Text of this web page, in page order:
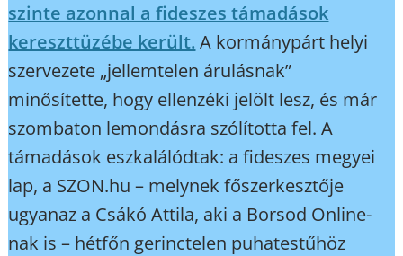
szinte azonnal a fideszes támadások
kereszttüzébe került. A kormánypárt helyi
szervezete „jellemtelen árulásnak”
minősítette, hogy ellenzéki jelölt lesz, és már
szombaton lemondásra szólította fel. A
támadások eszkalálódtak: a fideszes megyei
lap, a SZON.hu – melynek főszerkesztője
ugyanaz a Csákó Attila, aki a Borsod Online-
nak is – hétfőn gerinctelen puhatestűhöz